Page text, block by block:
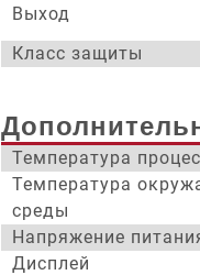
Выход
Класс защиты
Температура
Температура
среды
Напряжение
Дисплей